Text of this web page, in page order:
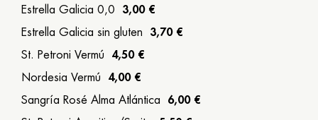
Estrella Galicia 0,0
3,00 €
Estrella Galicia sin gluten
3,70 €
St. Petroni Vermú
4,50 €
Nordesia Vermú
4,00 €
Sangría Rosé Alma Atlántica
6,00 €